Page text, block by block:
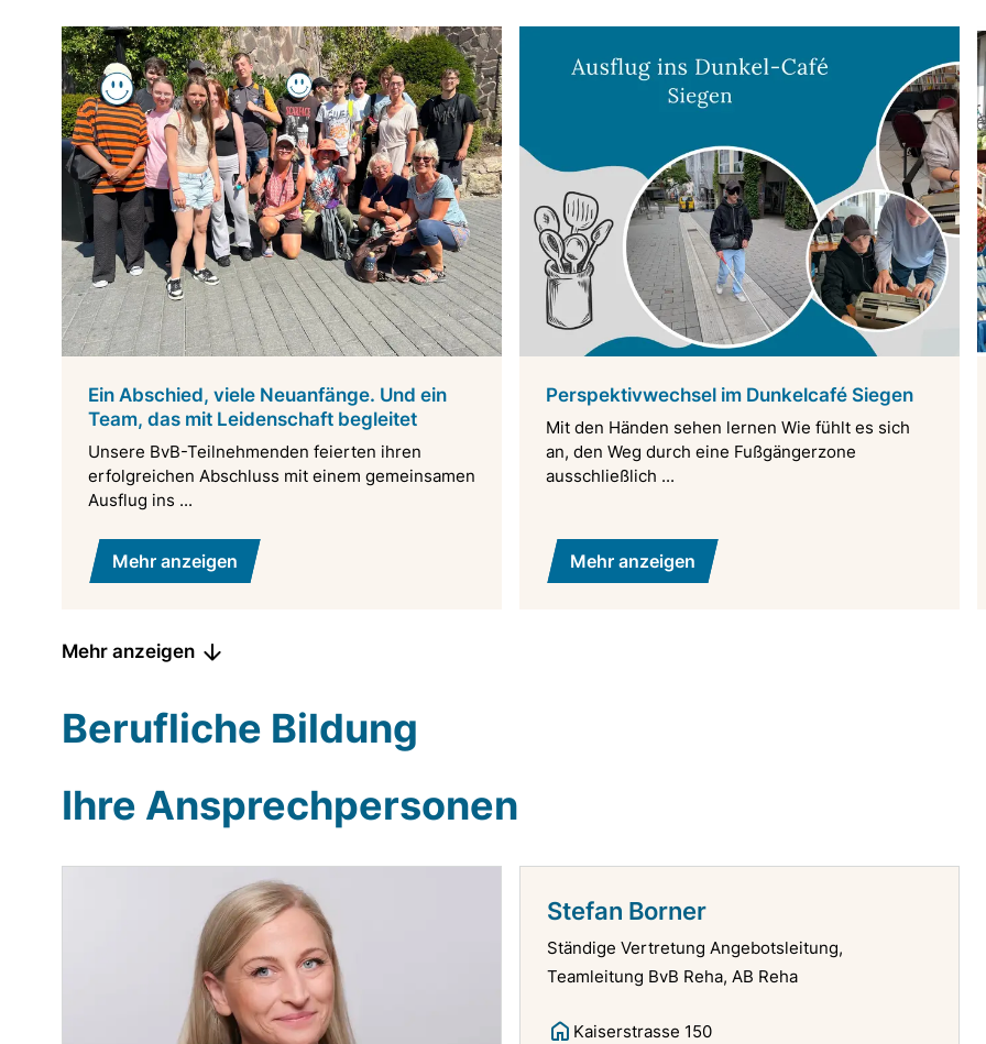
Ein Abschied, viele Neuanfänge. Und ein
Team, das mit Leidenschaft begleitet
Unsere BvB-Teilnehmenden feierten ihren
erfolgreichen Abschluss mit einem gemeinsamen
Ausflug ins ...
Mehr anzeigen
Perspektivwechsel im Dunkelcafé Siegen
Mit den Händen sehen lernen Wie fühlt es sich
an, den Weg durch eine Fußgängerzone
ausschließlich ...
Mehr anzeigen
Mehr anzeigen
Berufliche Bildung
Ihre Ansprechpersonen
Stefan Borner
Ständige Vertretung Angebotsleitung,
Teamleitung BvB Reha, AB Reha
Kaiserstrasse 150